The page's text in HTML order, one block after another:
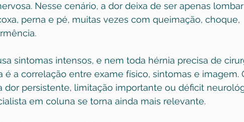
Nesse cenário, a dor deixa de ser apenas
perna e pé, muitas vezes com queimação, choque,
sintomas intensos, e nem toda hérnia precisa de
é a correlação entre exame físico, sintomas e imagem.
dor persistente, limitação importante ou déficit
em coluna se torna ainda mais relevante.